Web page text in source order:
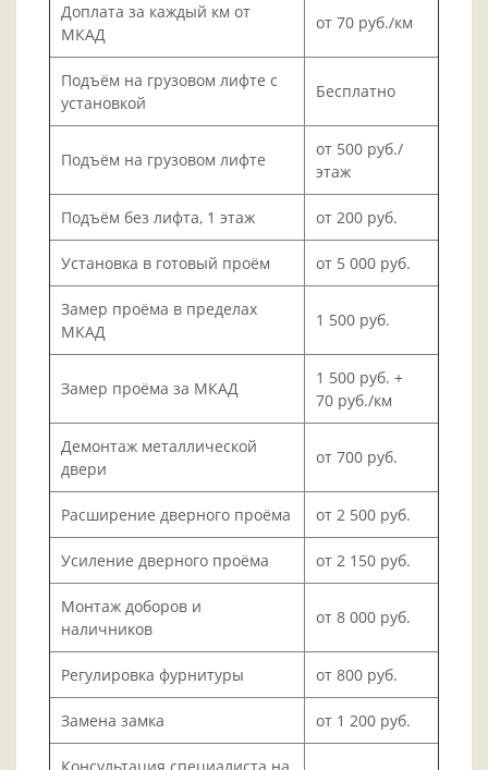
Доплата за каждый км от
МКАД
от 70 руб./км
Подъём на грузовом лифте с
установкой
Бесплатно
Подъём на грузовом лифте
от 500 руб./
этаж
Подъём без лифта, 1 этаж от 200 руб.
Установка в готовый проём от 5 000 руб.
Замер проёма в пределах
МКАД
1 500 руб.
Замер проёма за МКАД
1 500 руб. +
70 руб./км
Демонтаж металлической
двери
от 700 руб.
Расширение дверного проёма от 2 500 руб.
Усиление дверного проёма от 2 150 руб.
Монтаж доборов и
наличников
от 8 000 руб.
Регулировка фурнитуры от 800 руб.
Замена замка от 1 200 руб.